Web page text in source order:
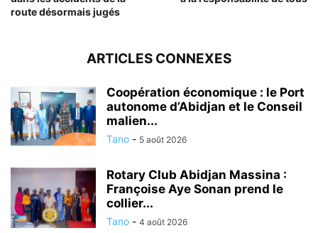
route désormais jugés
ARTICLES CONNEXES
Coopération économique : le Port
autonome d’Abidjan et le Conseil
malien...
Tano - 5 août 2026
Rotary Club Abidjan Massina :
Françoise Aye Sonan prend le
collier...
Tano - 4 août 2026